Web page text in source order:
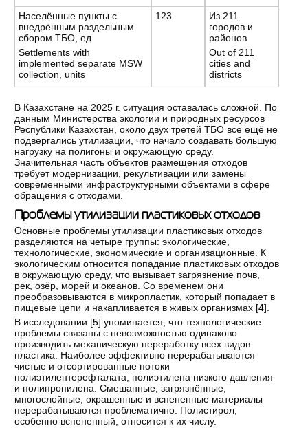
Населённые пункты с
внедрённым раздельным
сбором ТБО, ед.
Settlements with
implemented separate MSW
collection, units
123
Из 211
городов и
районов
Out of 211
cities and
districts
В Казахстане на 2025 г. ситуация оставалась сложной. По
данным Министерства экологии и природных ресурсов
Республики Казахстан, около двух третей ТБО все ещё не
подвергались утилизации, что начало создавать большую
нагрузку на полигоны и окружающую среду.
Значительная часть объектов размещения отходов
требует модернизации, рекультивации или замены
современными инфраструктурными объектами в сфере
обращения с отходами.
Проблемы утилизации пластиковых отходов
Основные проблемы утилизации пластиковых отходов
разделяются на четыре группы: экологические,
технологические, экономические и организационные. К
экологическим относится попадание пластиковых отходов
в окружающую среду, что вызывает загрязнение почв,
рек, озёр, морей и океанов. Со временем они
преобразовываются в микропластик, который попадает в
пищевые цепи и накапливается в живых организмах [4].
В исследовании [5] упоминается, что технологические
проблемы связаны с невозможностью одинаково
производить механическую переработку всех видов
пластика. Наиболее эффективно перерабатываются
чистые и отсортированные потоки
полиэтилентерефталата, полиэтилена низкого давления
и полипропилена. Смешанные, загрязнённые,
многослойные, окрашенные и вспененные материалы
перерабатываются проблематично. Полистирол,
особенно вспененный, относится к их числу.